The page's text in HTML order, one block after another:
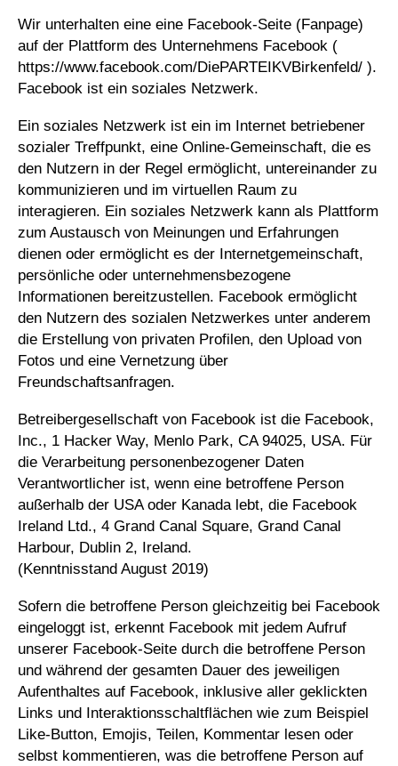
Wir unterhalten eine eine Facebook-Seite (Fanpage)
auf der Plattform des Unternehmens Facebook (
https://www.facebook.com/DiePARTEIKVBirkenfeld/ ).
Facebook ist ein soziales Netzwerk.
Ein soziales Netzwerk ist ein im Internet betriebener
sozialer Treffpunkt, eine Online-Gemeinschaft, die es
den Nutzern in der Regel ermöglicht, untereinander zu
kommunizieren und im virtuellen Raum zu
interagieren. Ein soziales Netzwerk kann als Plattform
zum Austausch von Meinungen und Erfahrungen
dienen oder ermöglicht es der Internetgemeinschaft,
persönliche oder unternehmensbezogene
Informationen bereitzustellen. Facebook ermöglicht
den Nutzern des sozialen Netzwerkes unter anderem
die Erstellung von privaten Profilen, den Upload von
Fotos und eine Vernetzung über
Freundschaftsanfragen.
Betreibergesellschaft von Facebook ist die Facebook,
Inc., 1 Hacker Way, Menlo Park, CA 94025, USA. Für
die Verarbeitung personenbezogener Daten
Verantwortlicher ist, wenn eine betroffene Person
außerhalb der USA oder Kanada lebt, die Facebook
Ireland Ltd., 4 Grand Canal Square, Grand Canal
Harbour, Dublin 2, Ireland.
(Kenntnisstand August 2019)
Sofern die betroffene Person gleichzeitig bei Facebook
eingeloggt ist, erkennt Facebook mit jedem Aufruf
unserer Facebook-Seite durch die betroffene Person
und während der gesamten Dauer des jeweiligen
Aufenthaltes auf Facebook, inklusive aller geklickten
Links und Interaktionsschaltflächen wie zum Beispiel
Like-Button, Emojis, Teilen, Kommentar lesen oder
selbst kommentieren, was die betroffene Person auf